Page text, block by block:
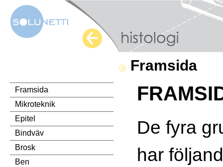
Framsida
Framsida
Mikroteknik
Epitel
Bindväv
Brosk
Ben
De fyra
har